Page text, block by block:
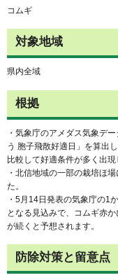
コムギ
対象地域
県内全域
根拠
・気象庁のアメダス気象デ
う 胞子飛散好適日」を算出
比較して好適条件が多く出現
・北信地域の一部の栽培ほ
た。
・5月14日発表の気象庁の1
となる見込みで、コムギ赤
が続くと予想されます。
防除対策と留意点